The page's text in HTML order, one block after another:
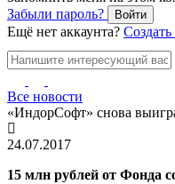
Забыли пароль?
Войти
Ещё нет аккаунта?
Все новости
«ИндорСофт» снова
24.07.2017
15 млн рублей от Фонда